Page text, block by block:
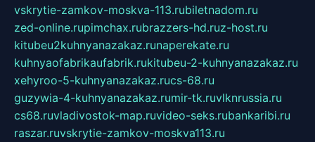
vskrytie-zamkov-moskva-113.rubiletnadom.ru
zed-online.rupimchax.rubrazzers-hd.ruz-host.ru
kitubeu2kuhnyanazakaz.runaperekate.ru
kuhnyaofabrikaufabrik.rukitubeu-2-kuhnyanazakaz.ru
xehyroo-5-kuhnyanazakaz.rucs-68.ru
guzywia-4-kuhnyanazakaz.rumir-tk.ruvlknrussia.ru
cs68.ruvladivostok-map.ruvideo-seks.rubankaribi.ru
raszar.ruvskrytie-zamkov-moskva113.ru